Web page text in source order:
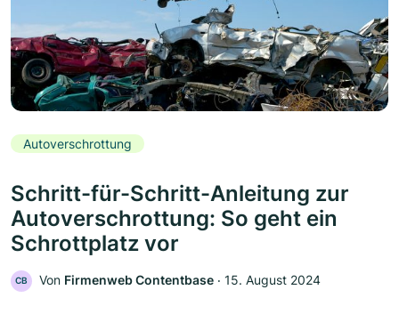
Autoverschrottung
Schritt-für-Schritt-Anleitung zur
Autoverschrottung: So geht ein
Schrottplatz vor
CB Von Firmenweb Contentbase ‧ 15. August 2024